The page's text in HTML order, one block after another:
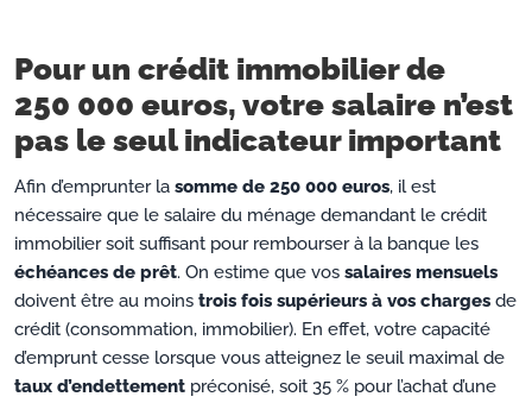
Pour un crédit immobilier de
250 000 euros, votre salaire n’est
pas le seul indicateur important
Afin d’emprunter la somme de 250 000 euros, il est
nécessaire que le salaire du ménage demandant le crédit
immobilier soit suffisant pour rembourser à la banque les
échéances de prêt. On estime que vos salaires mensuels
doivent être au moins trois fois supérieurs à vos charges de
crédit (consommation, immobilier). En effet, votre capacité
d’emprunt cesse lorsque vous atteignez le seuil maximal de
taux d’endettement préconisé, soit 35 % pour l’achat d’une